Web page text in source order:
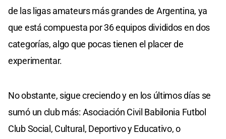
de las ligas amateurs más grandes de Argentina, ya
que está compuesta por 36 equipos divididos en dos
categorías, algo que pocas tienen el placer de
experimentar.
No obstante, sigue creciendo y en los últimos días se
sumó un club más: Asociación Civil Babilonia Futbol
Club Social, Cultural, Deportivo y Educativo, o